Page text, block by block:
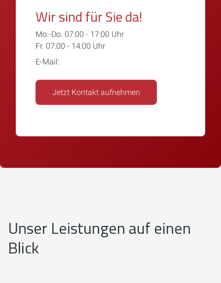
Wir sind für Sie da!
Mo.-Do. 07:00 - 17:00 Uhr
Fr. 07:00 - 14:00 Uhr
E-Mail:
Jetzt Kontakt aufnehmen
Unser Leistungen auf einen
Blick